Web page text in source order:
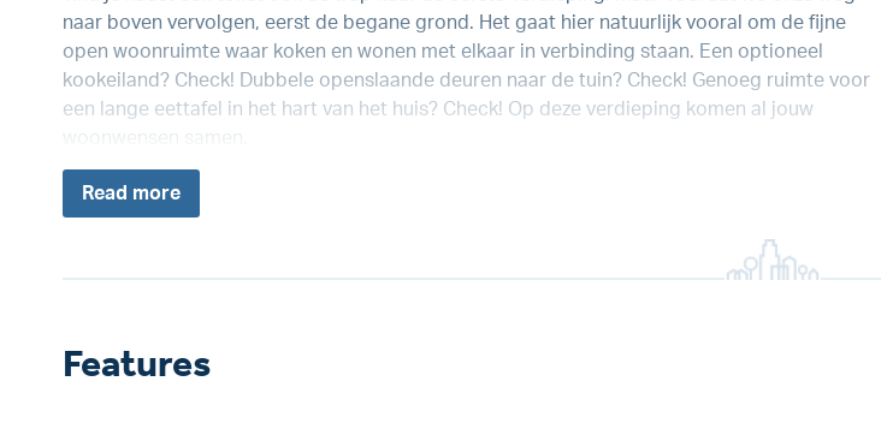
naar boven vervolgen, eerst de begane grond. Het gaat hier natuurlijk vooral om de fijne
open woonruimte waar koken en wonen met elkaar in verbinding staan. Een optioneel
kookeiland? Check! Dubbele openslaande deuren naar de tuin? Check! Genoeg ruimte voor
een lange eettafel in het hart van het huis? Check! Op deze verdieping komen al jouw
Read more
Features